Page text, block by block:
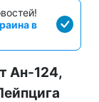
в
Ан-124,